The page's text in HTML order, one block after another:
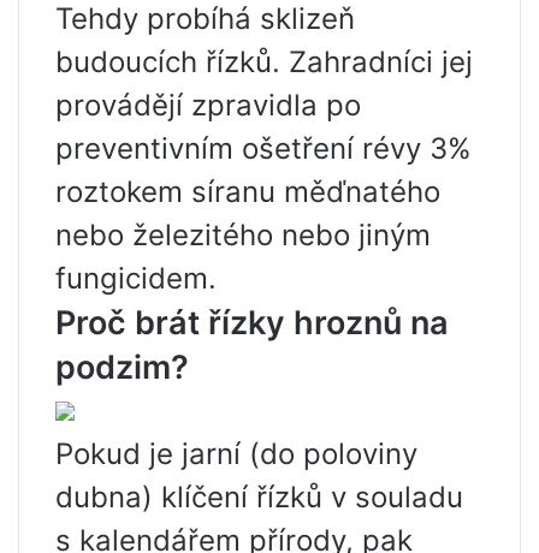
Tehdy probíhá sklizeň
budoucích řízků. Zahradníci jej
provádějí zpravidla po
preventivním ošetření révy 3%
roztokem síranu měďnatého
nebo železitého nebo jiným
fungicidem.
Proč brát řízky hroznů na
podzim?
Pokud je jarní (do poloviny
dubna) klíčení řízků v souladu
s kalendářem přírody, pak